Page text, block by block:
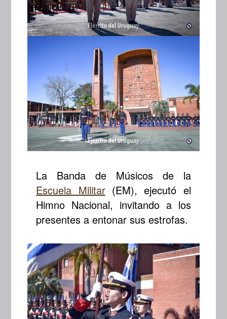
La Banda de Músicos de la
Escuela Militar(EM), ejecutó el
Himno Nacional, invitando a los
presentes a entonar sus estrofas.